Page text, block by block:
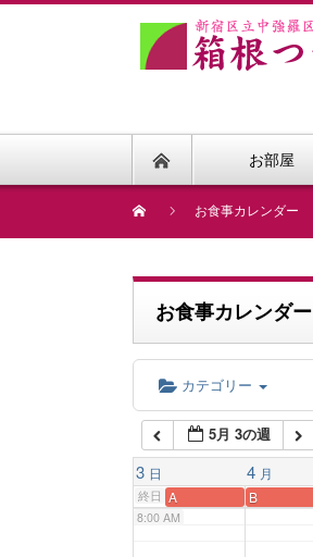
お部屋
お食事カレンダー
お食事カレンダー
カテゴリー
5月 3の週
3 日 4 月
終日 A B
1:00 AM
3:00 AM
5:00 AM
6:00 AM
7:00 AM
8:00 AM